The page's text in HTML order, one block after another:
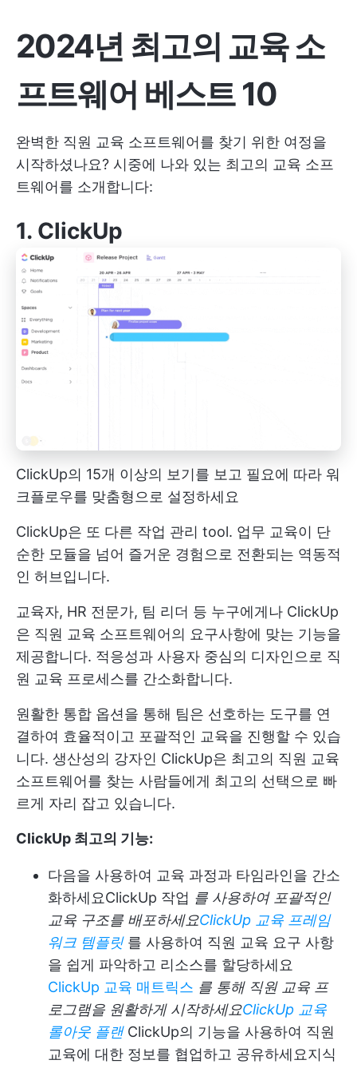
2024년 최고의 교육 소
프트웨어 베스트 10
완벽한 직원 교육 소프트웨어를 찾기 위한 여정을
시작하셨나요? 시중에 나와 있는 최고의 교육 소프
트웨어를 소개합니다:
1. ClickUp
ClickUp의 15개 이상의 보기를 보고 필요에 따라 워
크플로우를 맞춤형으로 설정하세요
ClickUp은 또 다른 작업 관리 tool. 업무 교육이 단
순한 모듈을 넘어 즐거운 경험으로 전환되는 역동적
인 허브입니다.
교육자, HR 전문가, 팀 리더 등 누구에게나 ClickUp
은 직원 교육 소프트웨어의 요구사항에 맞는 기능을
제공합니다. 적응성과 사용자 중심의 디자인으로 직
원 교육 프로세스를 간소화합니다.
원활한 통합 옵션을 통해 팀은 선호하는 도구를 연
결하여 효율적이고 포괄적인 교육을 진행할 수 있습
니다. 생산성의 강자인 ClickUp은 최고의 직원 교육
소프트웨어를 찾는 사람들에게 최고의 선택으로 빠
르게 자리 잡고 있습니다.
ClickUp 최고의 기능:
다음을 사용하여 교육 과정과 타임라인을 간소
화하세요ClickUp 작업 를 사용하여 포괄적인
교육 구조를 배포하세요ClickUp 교육 프레임
워크 템플릿를 사용하여 직원 교육 요구 사항
을 쉽게 파악하고 리소스를 할당하세요
ClickUp 교육 매트릭스 를 통해 직원 교육 프
로그램을 원활하게 시작하세요ClickUp 교육
롤아웃 플랜ClickUp의 기능을 사용하여 직원
교육에 대한 정보를 협업하고 공유하세요지식